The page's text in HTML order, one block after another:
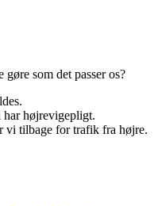
som det passer os?
har højrevigepligt.
vi tilbage for trafik fra højre.